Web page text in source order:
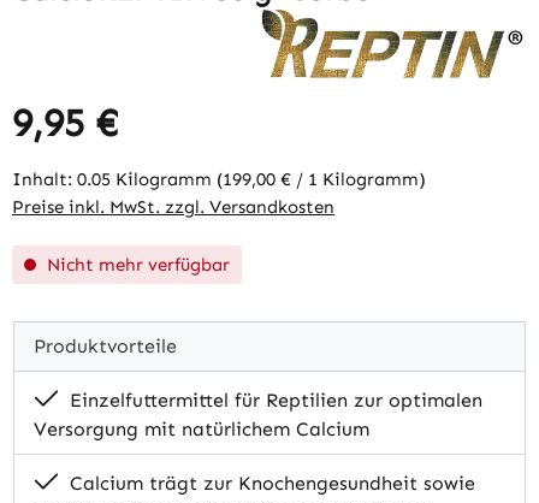
Regulärer Preis:
9,95 €
Inhalt: 0.05 Kilogramm (199,00 € / 1 Kilogramm)
Preise inkl. MwSt. zzgl. Versandkosten
Nicht mehr verfügbar
Produktvorteile
Einzelfuttermittel für Reptilien zur optimalen
Versorgung mit natürlichem Calcium
Calcium trägt zur Knochengesundheit sowie